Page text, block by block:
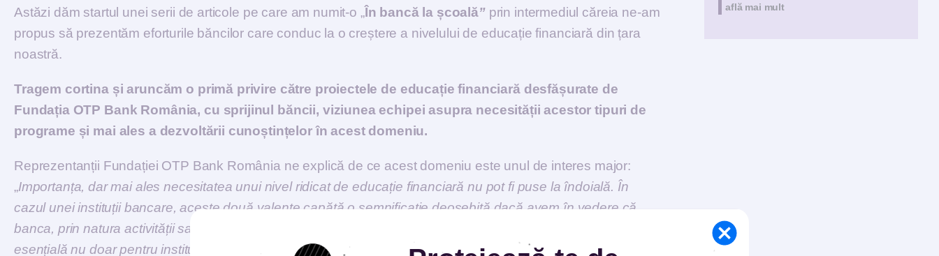
Astăzi dăm startul unei serii de articole pe care am numit-o „În bancă la școală”prin intermediul căreia ne-am
propus să prezentăm eforturile băncilor care conduc la o creștere a nivelului de educație financiară din țara
noastră.
Tragem cortina și aruncăm o primă privire către proiectele de educație financiară desfășurate de
Fundația OTP Bank România, cu sprijinul băncii, viziunea echipei asupra necesității acestor tipuri de
programe și mai ales a dezvoltării cunoștințelor în acest domeniu.
Reprezentanții Fundației OTP Bank România ne explică de ce acest domeniu este unul de interes major:
„Importanța, dar mai ales necesitatea unui nivel ridicat de educație financiară nu pot fi puse la îndoială. În
cazul unei instituții bancare, aceste două valențe capătă o semnificație deosebită dacă avem în vedere că
banca, prin natura activității sale, lucrează cu resurse financiare importante a căror gestionare corectă e
esențială nu doar pentru instituția în sine, dar și pentru clienții ei, și, în ultimă instanță, pentru societatea în
află mai mult